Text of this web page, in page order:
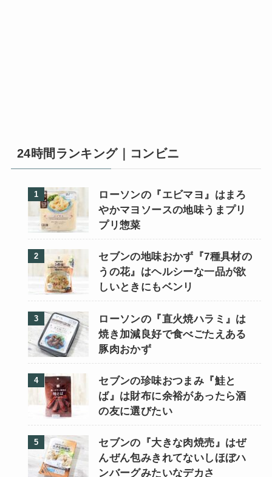
24時間ランキング｜コンビニ
ローソンの『エビマヨ』はまろ
やかマヨソースの地味うまプリ
プリ惣菜
セブンの地味おかず『7種具材の
うの花』はヘルシーな一品が欲
しいときにもベンリ
ローソンの『直火焼ハラミ』は
焼き加減良好で食べごたえある
豚肉おかず
セブンの珍味おつまみ『鮭と
ば』は財布に余裕があったら酒
の友に選びたい
セブンの『大きな肉焼売』はぜ
んぜん包みきれてないしほぼハ
ンバーグみたいなデカさ